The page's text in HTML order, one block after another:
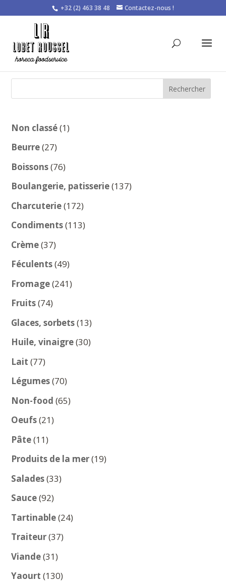
+32 (2) 463 38 48 Contactez-nous !
Rechercher
Non classé 11
Beurre 2727
produits
Boissons 7676
produits
Boulangerie, patisserie 137137
Charcuterie 172172
produits
Condiments 113113
Crème 3737
produits
Féculents 4949
produits
Fromage 241241
Fruits 7474
produits
Glaces, sorbets 1313
produits
Huile, vinaigre 3030
Lait 7777
produits
Légumes 7070
produits
Non-food 6565
Oeufs 2121
Pâte 1111
produits
Produits de la mer 1919
Salades 3333
Sauce 9292
produits
Tartinable 2424
Traiteur 3737
Viande 3131
produits
Yaourt 130130